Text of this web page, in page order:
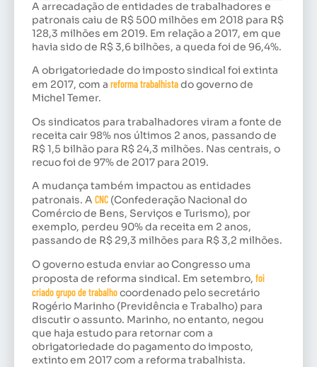
A arrecadação de entidades de trabalhadores e
patronais caiu de R$ 500 milhões em 2018 para R$
128,3 milhões em 2019. Em relação a 2017, em que
havia sido de R$ 3,6 bilhões, a queda foi de 96,4%.
A obrigatoriedade do imposto sindical foi extinta
em 2017, com a reforma trabalhistado governo de
Michel Temer.
Os sindicatos para trabalhadores viram a fonte de
receita cair 98% nos últimos 2 anos, passando de
R$ 1,5 bilhão para R$ 24,3 milhões. Nas centrais, o
recuo foi de 97% de 2017 para 2019.
A mudança também impactou as entidades
patronais. A CNC (Confederação Nacional do
Comércio de Bens, Serviços e Turismo), por
exemplo, perdeu 90% da receita em 2 anos,
passando de R$ 29,3 milhões para R$ 3,2 milhões.
O governo estuda enviar ao Congresso uma
proposta de reforma sindical. Em setembro, foi
criado grupo de trabalhocoordenado pelo secretário
Rogério Marinho (Previdência e Trabalho) para
discutir o assunto. Marinho, no entanto, negou
que haja estudo para retornar com a
obrigatoriedade do pagamento do imposto,
extinto em 2017 com a reforma trabalhista.